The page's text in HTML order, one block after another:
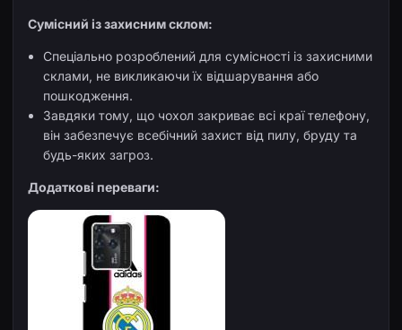
Сумісний із захисним склом:
Спеціально розроблений для сумісності із захисними
склами, не викликаючи їх відшарування або
пошкодження.
Завдяки тому, що чохол закриває всі краї телефону,
він забезпечує всебічний захист від пилу, бруду та
будь-яких загроз.
Додаткові переваги: